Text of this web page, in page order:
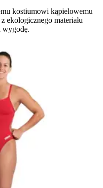
kostiumowi kąpielowemu
ekologicznego materiału
wygodę.